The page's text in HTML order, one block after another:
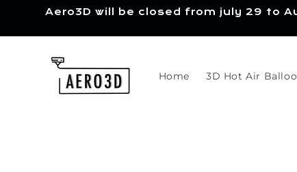
Skip toAero3D will be closed from july 29 to
Home 3D Hot Air